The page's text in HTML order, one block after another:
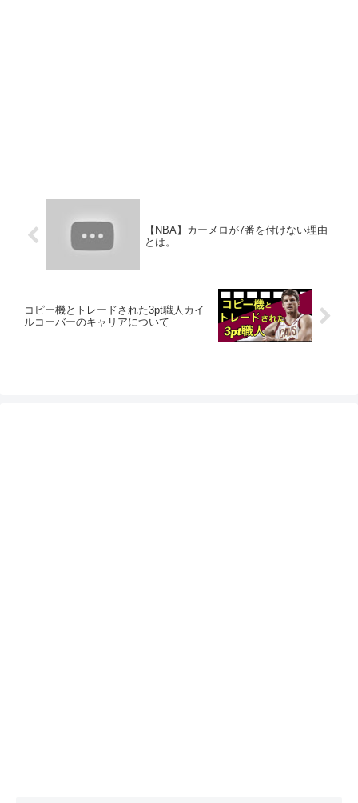
【NBA】カーメロが7番を付けない理由
とは。
コピー機とトレードされた3pt職人カイ
ルコーバーのキャリアについて